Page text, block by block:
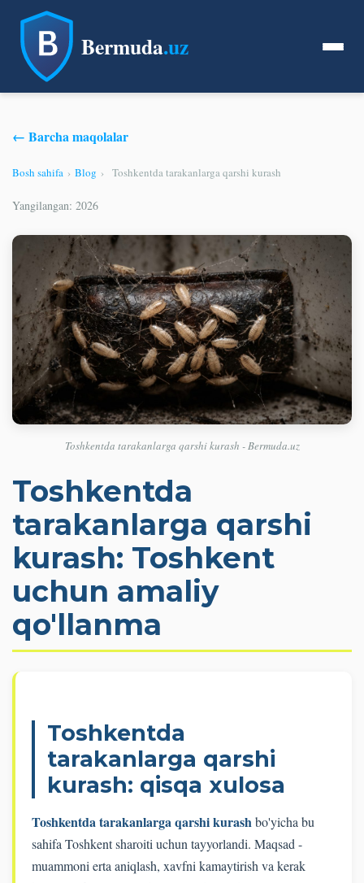
Bermuda.uz
← Barcha maqolalar
Bosh sahifa › Blog › Toshkentda tarakanlarga qarshi kurash
Yangilangan: 2026
Toshkentda tarakanlarga qarshi kurash - Bermuda.uz
Toshkentda
tarakanlarga qarshi
kurash: Toshkent
uchun amaliy
qo'llanma
Toshkentda
tarakanlarga qarshi
kurash: qisqa xulosa
Toshkentda tarakanlarga qarshi kurashbo'yicha bu
sahifa Toshkent sharoiti uchun tayyorlandi. Maqsad -
muammoni erta aniqlash, xavfni kamaytirish va kerak